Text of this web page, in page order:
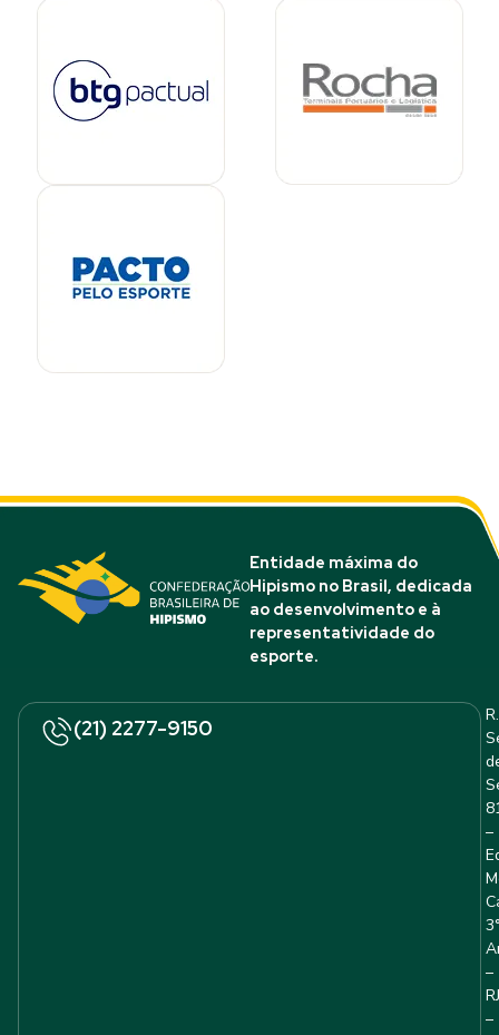
Entidade máxima do
Hipismo no Brasil, dedicada
ao desenvolvimento e à
representatividade do
esporte.
(21) 2277-9150
R.
–
–
RJ
–